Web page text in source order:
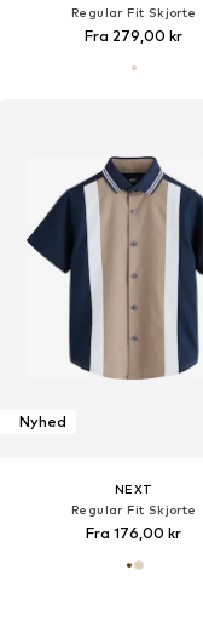
Regular Fit Skjorte
Fra 279,00 kr
Nyhed
NEXT
Regular Fit Skjorte
Fra 176,00 kr